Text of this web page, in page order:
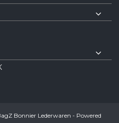
Bonnier Lederwaren - Powered